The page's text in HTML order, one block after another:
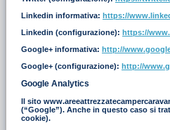
Linkedin informativa: https://
Linkedin (configurazione): https://
Google+ informativa: http://
Google+ (configurazione): http://
Google Analytics
Il sito
(“Google”). Anche in questo caso si
cookie).